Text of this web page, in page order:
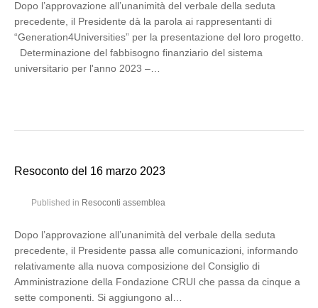
Dopo l’approvazione all’unanimità del verbale della seduta
precedente, il Presidente dà la parola ai rappresentanti di
“Generation4Universities” per la presentazione del loro progetto.
Determinazione del fabbisogno finanziario del sistema
universitario per l'anno 2023 –…
Resoconto del 16 marzo 2023
Published in Resoconti assemblea
Dopo l’approvazione all’unanimità del verbale della seduta
precedente, il Presidente passa alle comunicazioni, informando
relativamente alla nuova composizione del Consiglio di
Amministrazione della Fondazione CRUI che passa da cinque a
sette componenti. Si aggiungono al…